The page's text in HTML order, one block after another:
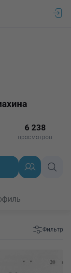
6 238
просмотров
Фильтр